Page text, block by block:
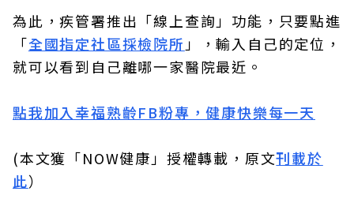
為此，疾管署推出「線上查詢」功能，只要點進
「全國指定社區採檢院所 」，輸入自己的定位，
就可以看到自己離哪一家醫院最近。
點我加入幸福熟齡FB粉專，健康快樂每一天
(本文獲「NOW健康」授權轉載，原文刊載於
此）